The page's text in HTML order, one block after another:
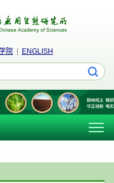
院| ENGLISH